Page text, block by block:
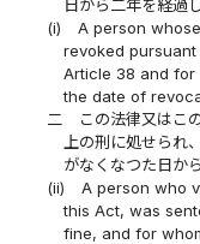
日から二年を経過
(i)
A person
revoked
Article 38 and for
the date of
二
この法律又はこ
上の刑に処せられ
がなくなつた日か
(ii)
A person who
this Act, was
fine, and for